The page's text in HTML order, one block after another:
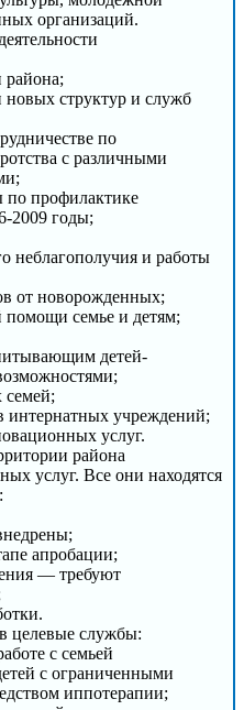
организаций.
структур и служб
по
с различными
профилактике
2009 годы;
неблагополучия и работы
от новорожденных;
помощи семье и детям;
детей-
интернатных учреждений;
услуг.
района
услуг. Все они находятся
апробации;
— требуют
целевые службы:
с семьей
с ограниченными
иппотерапии;